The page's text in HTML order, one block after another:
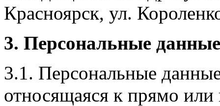
Красноярск, ул.
3. Персональные
3.1. Персональные
относящаяся к прямо